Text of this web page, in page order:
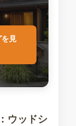
見
ウッドシ